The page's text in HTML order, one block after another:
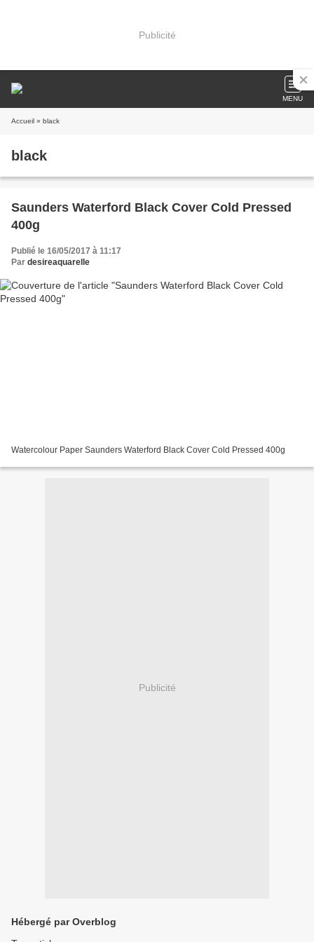
Publicité
MENU
Accueil » black
black
Saunders Waterford Black Cover Cold Pressed
400g
Publié le 16/05/2017 à 11:17
Par desireaquarelle
Watercolour Paper Saunders Waterford Black Cover Cold Pressed 400g
Publicité
Hébergé par Overblog